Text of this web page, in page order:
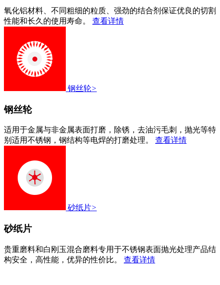
氧化铝材料、不同粗细的粒质、强劲的结合剂保证优良的切割
性能和长久的使用寿命。
查看详情
钢丝轮>
钢丝轮
适用于金属与非金属表面打磨，除锈，去油污毛刺，抛光等特
别适用不锈钢，钢结构等电焊的打磨处理。
查看详情
砂纸片>
砂纸片
贵重磨料和白刚玉混合磨料专用于不锈钢表面抛光处理产品结
构安全，高性能，优异的性价比。
查看详情